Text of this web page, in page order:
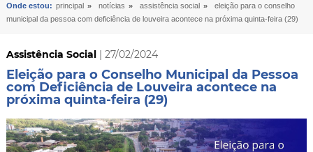
Onde estou: principal » notícias » assistência social »
eleição para o conselho
municipal da pessoa com deficiência de louveira acontece na próxima quinta-feira (29)
Assistência Social| 27/02/2024
Eleição para o Conselho Municipal da Pessoa
com Deficiência de Louveira acontece na
próxima quinta-feira (29)